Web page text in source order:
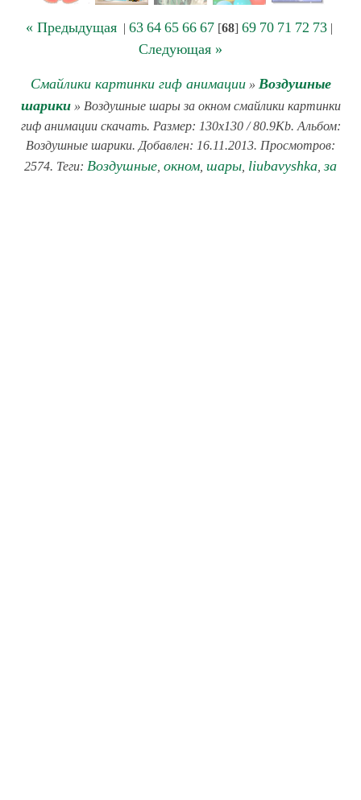
« Предыдущая| 63 64 65 66 67[68] 69 70 71 72 73|
Следующая »
Смайлики картинки гиф анимации» Воздушные
шарики» Воздушные шары за окном смайлики картинки
гиф анимации скачать. Размер: 130x130 / 80.9Kb. Альбом:
Воздушные шарики. Добавлен: 16.11.2013. Просмотров:
2574. Теги: Воздушные окном шары liubavyshka ,за